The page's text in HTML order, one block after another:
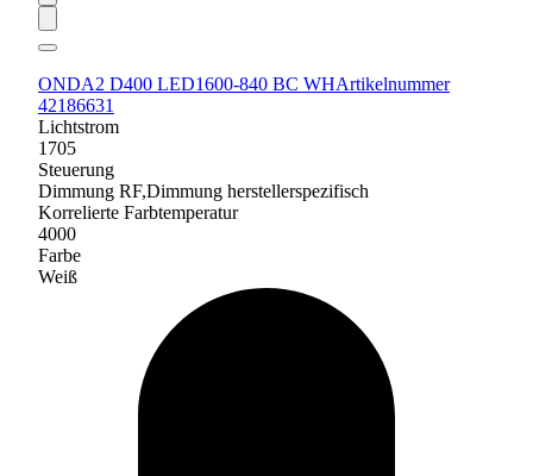
ONDA2 D400 LED1600-840 BC WHArtikelnummer
42186631
Lichtstrom
1705
Steuerung
Dimmung RF,Dimmung herstellerspezifisch
Korrelierte Farbtemperatur
4000
Farbe
Weiß